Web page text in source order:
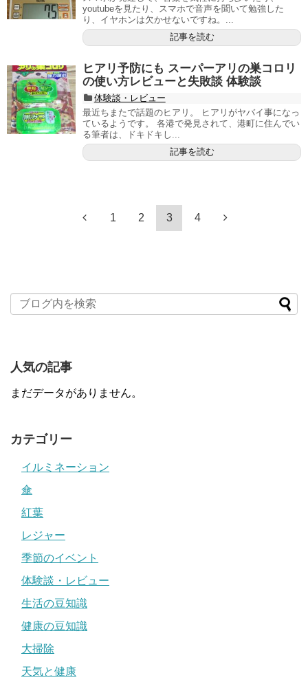
youtubeを見たり、スマホで音声を聞いて勉強した
り、イヤホンは欠かせないですね。...
記事を読む
ヒアリ予防にも スーパーアリの巣コロリ
の使い方レビューと失敗談 体験談
体験談・レビュー
最近ちまたで話題のヒアリ。 ヒアリがヤバイ事になっ
ているようです。 各港で発見されて、港町に住んでい
る筆者は、ドキドキし...
記事を読む
1 2 3 4
人気の記事
まだデータがありません。
カテゴリー
イルミネーション
傘
紅葉
レジャー
季節のイベント
体験談・レビュー
生活の豆知識
健康の豆知識
大掃除
天気と健康